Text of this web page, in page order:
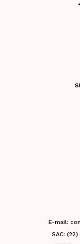
E-mail:
SAC: